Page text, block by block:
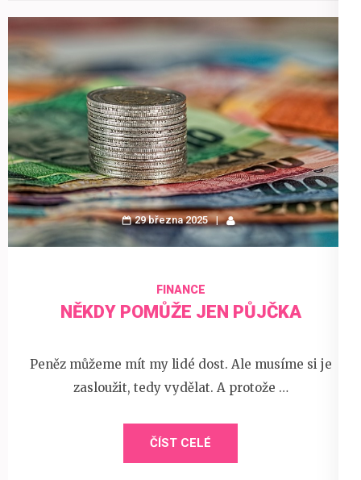
29 března 2025
FINANCE
NĚKDY POMŮŽE JEN PŮJČKA
Peněz můžeme mít my lidé dost. Ale musíme si je
zasloužit, tedy vydělat. A protože …
ČÍST CELÉ